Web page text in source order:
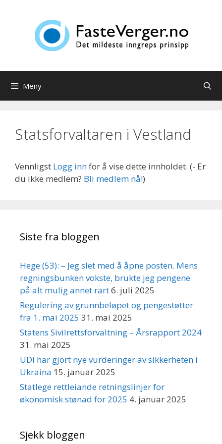
Meny
Statsforvaltaren i Vestland
Vennligst Logg innfor å vise dette innholdet. (- Er
du ikke medlem? Bli medlem nå!)
Siste fra bloggen
Hege (53): – Jeg slet med å åpne posten. Mens
regningsbunken vokste, brukte jeg pengene
på alt mulig annet rart6. juli 2025
Regulering av grunnbeløpet og pengestøtter
fra 1. mai 2025 31. mai 2025
Statens Sivilrettsforvaltning – Årsrapport 2024
31. mai 2025
UDI har gjort nye vurderinger av sikkerheten i
Ukraina 15. januar 2025
Statlege rettleiande retningslinjer for
økonomisk stønad for 2025 4. januar 2025
Sjekk bloggen